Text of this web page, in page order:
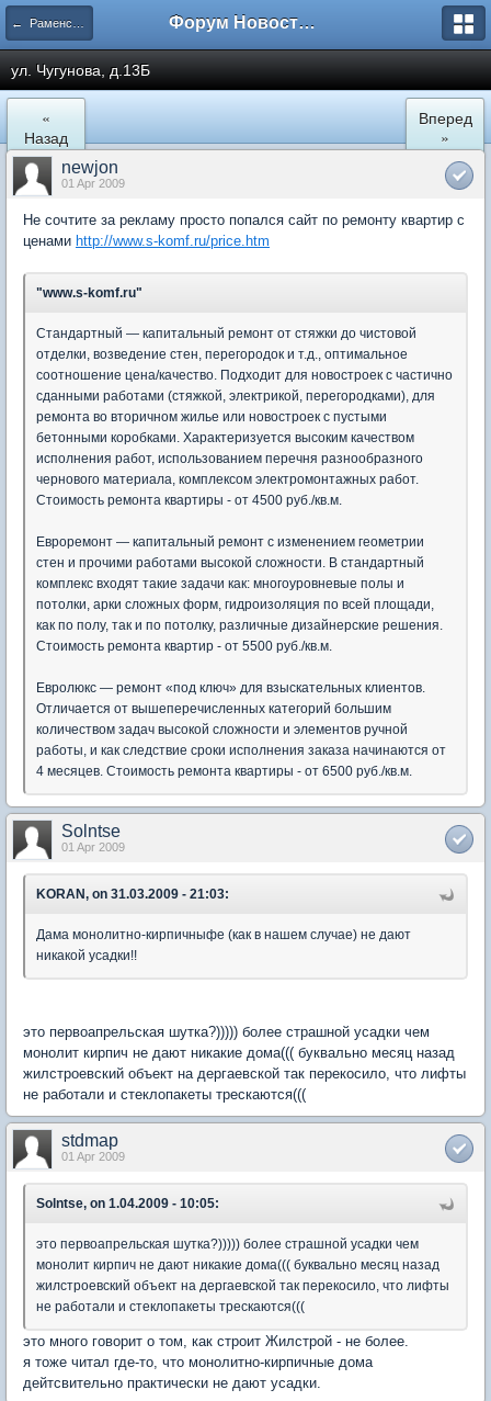
← Раменское Форум Новостройки
ул. Чугунова, д.13Б
«
Назад
Вперед
»
newjon
01 Apr 2009
Не сочтите за рекламу просто попался сайт по ремонту квартир с
ценами http://www.s-komf.ru/price.htm
"www.s-komf.ru"
Стандартный — капитальный ремонт от стяжки до чистовой
отделки, возведение стен, перегородок и т.д., оптимальное
соотношение цена/качество. Подходит для новостроек с частично
сданными работами (стяжкой, электрикой, перегородками), для
ремонта во вторичном жилье или новостроек с пустыми
бетонными коробками. Характеризуется высоким качеством
исполнения работ, использованием перечня разнообразного
чернового материала, комплексом электромонтажных работ.
Стоимость ремонта квартиры - от 4500 руб./кв.м.
Евроремонт — капитальный ремонт с изменением геометрии
стен и прочими работами высокой сложности. В стандартный
комплекс входят такие задачи как: многоуровневые полы и
потолки, арки сложных форм, гидроизоляция по всей площади,
как по полу, так и по потолку, различные дизайнерские решения.
Стоимость ремонта квартир - от 5500 руб./кв.м.
Евролюкс — ремонт «под ключ» для взыскательных клиентов.
Отличается от вышеперечисленных категорий большим
количеством задач высокой сложности и элементов ручной
работы, и как следствие сроки исполнения заказа начинаются от
4 месяцев. Стоимость ремонта квартиры - от 6500 руб./кв.м.
Solntse
01 Apr 2009
KORAN, on 31.03.2009 - 21:03:
Дама монолитно-кирпичныфе (как в нашем случае) не дают
никакой усадки!!
это первоапрельская шутка?))))) более страшной усадки чем
монолит кирпич не дают никакие дома((( буквально месяц назад
жилстроевский объект на дергаевской так перекосило, что лифты
не работали и стеклопакеты трескаются(((
stdmap
01 Apr 2009
Solntse, on 1.04.2009 - 10:05:
это первоапрельская шутка?))))) более страшной усадки чем
монолит кирпич не дают никакие дома((( буквально месяц назад
жилстроевский объект на дергаевской так перекосило, что лифты
не работали и стеклопакеты трескаются(((
это много говорит о том, как строит Жилстрой - не более.
я тоже читал где-то, что монолитно-кирпичные дома
дейтсвительно практически не дают усадки.